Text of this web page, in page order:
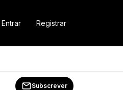
Entrar Registrar
Subscrever